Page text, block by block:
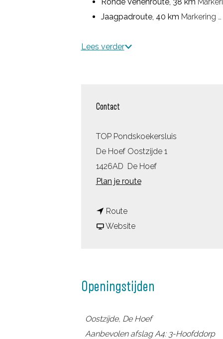
Jaagpadroute, 40 km Markering …
Lees verder
Contact
TOP Pondskoekersluis
De Hoef Oostzijde 1
1426AD De Hoef
Plan je routen
P
n
d
Routen
a
O
P
o
Websitev
O
P
o
Openingstijden
Oostzijde, De Hoef
Aanbevolen afslag A4: 3-Hoofddorp